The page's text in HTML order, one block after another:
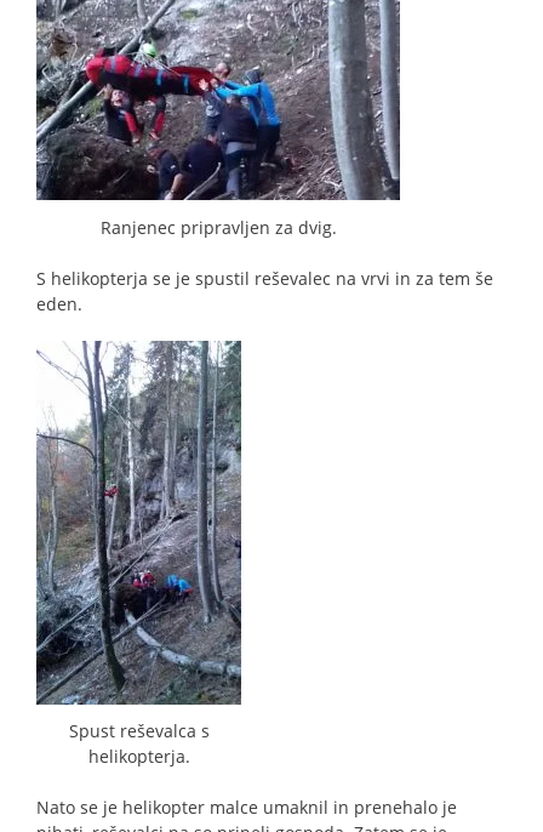
Ranjenec pripravljen za dvig.
S helikopterja se je spustil reševalec na vrvi in za tem še
eden.
Spust reševalca s
helikopterja.
Nato se je helikopter malce umaknil in prenehalo je